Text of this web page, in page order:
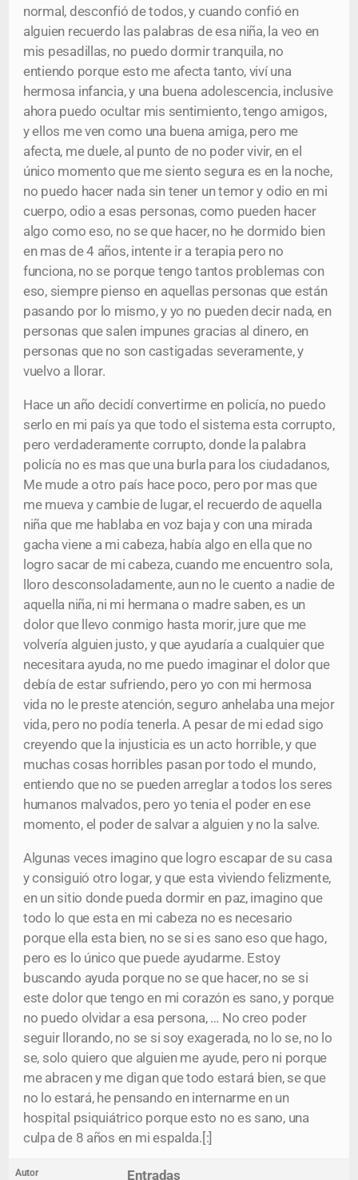
normal, desconfió de todos, y cuando confió en
alguien recuerdo las palabras de esa niña, la veo en
mis pesadillas, no puedo dormir tranquila, no
entiendo porque esto me afecta tanto, viví una
hermosa infancia, y una buena adolescencia, inclusive
ahora puedo ocultar mis sentimiento, tengo amigos,
y ellos me ven como una buena amiga, pero me
afecta, me duele, al punto de no poder vivir, en el
único momento que me siento segura es en la noche,
no puedo hacer nada sin tener un temor y odio en mi
cuerpo, odio a esas personas, como pueden hacer
algo como eso, no se que hacer, no he dormido bien
en mas de 4 años, intente ir a terapia pero no
funciona, no se porque tengo tantos problemas con
eso, siempre pienso en aquellas personas que están
pasando por lo mismo, y yo no pueden decir nada, en
personas que salen impunes gracias al dinero, en
personas que no son castigadas severamente, y
vuelvo a llorar.
Hace un año decidí convertirme en policía, no puedo
serlo en mi país ya que todo el sistema esta corrupto,
pero verdaderamente corrupto, donde la palabra
policía no es mas que una burla para los ciudadanos,
Me mude a otro país hace poco, pero por mas que
me mueva y cambie de lugar, el recuerdo de aquella
niña que me hablaba en voz baja y con una mirada
gacha viene a mi cabeza, había algo en ella que no
logro sacar de mi cabeza, cuando me encuentro sola,
lloro desconsoladamente, aun no le cuento a nadie de
aquella niña, ni mi hermana o madre saben, es un
dolor que llevo conmigo hasta morir, jure que me
volvería alguien justo, y que ayudaría a cualquier que
necesitara ayuda, no me puedo imaginar el dolor que
debía de estar sufriendo, pero yo con mi hermosa
vida no le preste atención, seguro anhelaba una mejor
vida, pero no podía tenerla. A pesar de mi edad sigo
creyendo que la injusticia es un acto horrible, y que
muchas cosas horribles pasan por todo el mundo,
entiendo que no se pueden arreglar a todos los seres
humanos malvados, pero yo tenia el poder en ese
momento, el poder de salvar a alguien y no la salve.
Algunas veces imagino que logro escapar de su casa
y consiguió otro logar, y que esta viviendo felizmente,
en un sitio donde pueda dormir en paz, imagino que
todo lo que esta en mi cabeza no es necesario
porque ella esta bien, no se si es sano eso que hago,
pero es lo único que puede ayudarme. Estoy
buscando ayuda porque no se que hacer, no se si
este dolor que tengo en mi corazón es sano, y porque
no puedo olvidar a esa persona, … No creo poder
seguir llorando, no se si soy exagerada, no lo se, no lo
se, solo quiero que alguien me ayude, pero ni porque
me abracen y me digan que todo estará bien, se que
no lo estará, he pensando en internarme en un
hospital psiquiátrico porque esto no es sano, una
culpa de 8 años en mi espalda.[:]
Autor Entradas